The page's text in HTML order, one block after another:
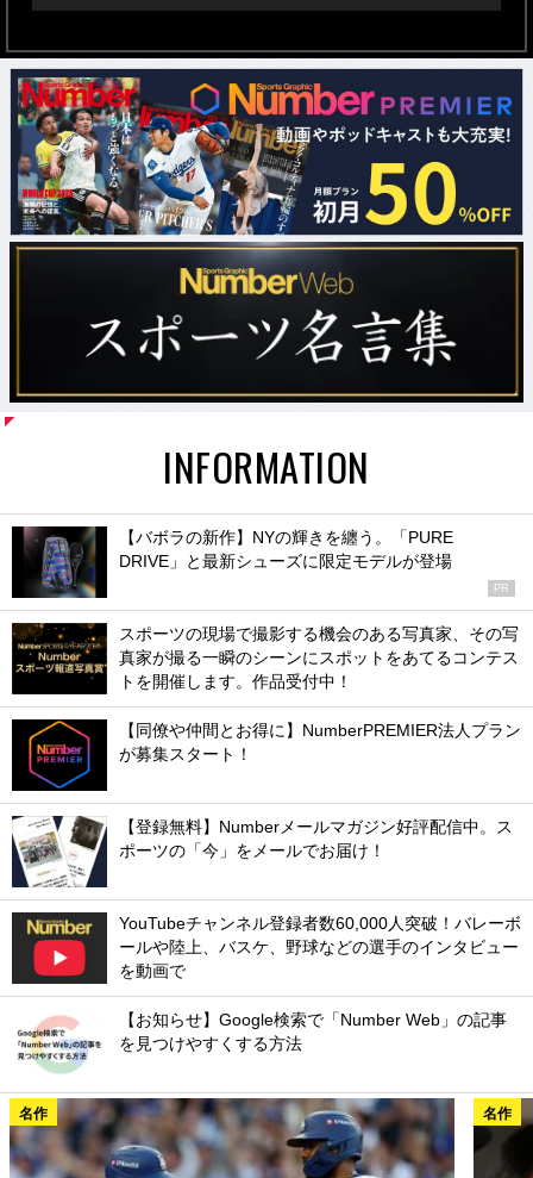
INFORMATION
【バボラの新作】NYの輝きを纏う。「PURE
DRIVE」と最新シューズに限定モデルが登場
PR
スポーツの現場で撮影する機会のある写真家、その写
真家が撮る一瞬のシーンにスポットをあてるコンテス
トを開催します。作品受付中！
【同僚や仲間とお得に】NumberPREMIER法人プラン
が募集スタート！
【登録無料】Numberメールマガジン好評配信中。ス
ポーツの「今」をメールでお届け！
YouTubeチャンネル登録者数60,000人突破！バレーボ
ールや陸上、バスケ、野球などの選手のインタビュー
を動画で
【お知らせ】Google検索で「Number Web」の記事
を見つけやすくする方法
名作 名作